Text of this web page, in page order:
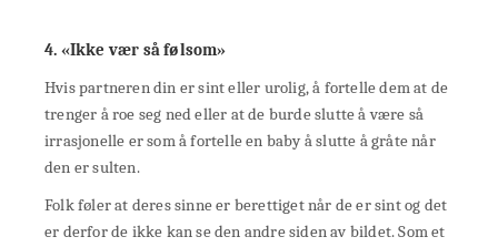
4. «Ikke vær så følsom»
Hvis partneren din er sint eller urolig, å fortelle dem at de
trenger å roe seg ned eller at de burde slutte å være så
irrasjonelle er som å fortelle en baby å slutte å gråte når
den er sulten.
Folk føler at deres sinne er berettiget når de er sint og det
er derfor de ikke kan se den andre siden av bildet. Som et